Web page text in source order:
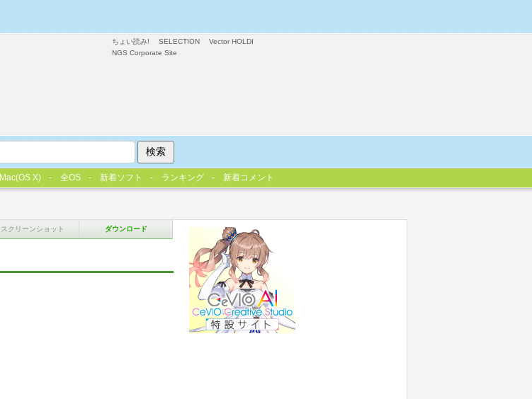
スクリーンショット ダウンロード
ちょい読み! SELECTION
Vector HOLDI
NGS Corporate Site
Mac(OS X) 全OS 新着ソフト ランキング 新着コメント